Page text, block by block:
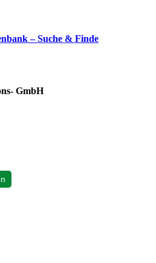
– Suche & Finde
GmbH